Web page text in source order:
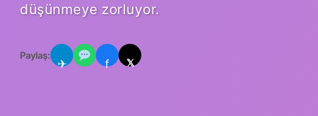
düşünmeye zorluyor.
Paylaş:
✈ f 𝕏